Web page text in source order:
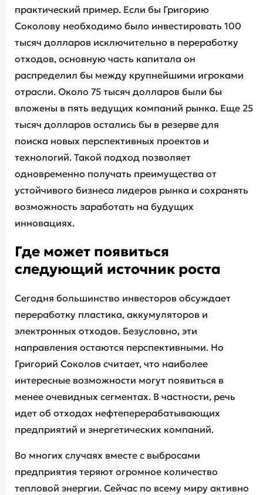
практический пример. Если бы Григорию
Соколову необходимо было инвестировать 100
тысяч долларов исключительно в переработку
отходов, основную часть капитала он
распределил бы между крупнейшими игроками
отрасли. Около 75 тысяч долларов были бы
вложены в пять ведущих компаний рынка. Еще 25
тысяч долларов остались бы в резерве для
поиска новых перспективных проектов и
технологий. Такой подход позволяет
одновременно получать преимущества от
устойчивого бизнеса лидеров рынка и сохранять
возможность заработать на будущих
инновациях.
Где может появиться
следующий источник роста
Сегодня большинство инвесторов обсуждает
переработку пластика, аккумуляторов и
электронных отходов. Безусловно, эти
направления остаются перспективными. Но
Григорий Соколов считает, что наиболее
интересные возможности могут появиться в
менее очевидных сегментах. В частности, речь
идет об отходах нефтеперерабатывающих
предприятий и энергетических компаний.
Во многих случаях вместе с выбросами
предприятия теряют огромное количество
тепловой энергии. Сейчас по всему миру активно